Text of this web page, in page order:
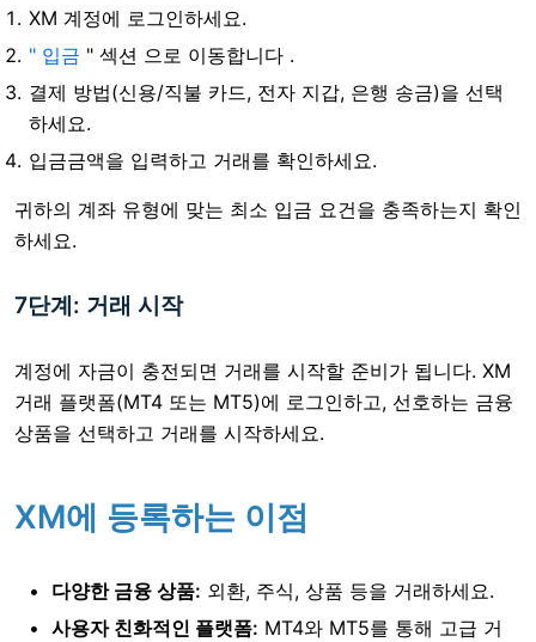
XM 계정에 로그인하세요.
" 입금 " 섹션 으로 이동합니다 .
결제 방법(신용/직불 카드, 전자 지갑, 은행 송금)을 선택
하세요.
입금금액을 입력하고 거래를 확인하세요.
귀하의 계좌 유형에 맞는 최소 입금 요건을 충족하는지 확인
하세요.
7단계: 거래 시작
계정에 자금이 충전되면 거래를 시작할 준비가 됩니다. XM
거래 플랫폼(MT4 또는 MT5)에 로그인하고, 선호하는 금융
상품을 선택하고 거래를 시작하세요.
XM에 등록하는 이점
다양한 금융 상품: 외환, 주식, 상품 등을 거래하세요.
사용자 친화적인 플랫폼: MT4와 MT5를 통해 고급 거